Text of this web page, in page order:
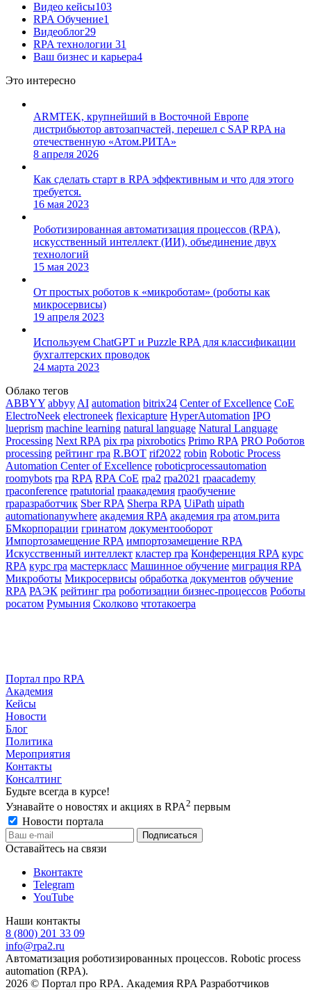
Видео кейсы103
RPA Обучение1
Видеоблог29
RPA технологии 31
Ваш бизнес и карьера4
Это интересно
ARMTEK, крупнейший в Восточной Европе
дистрибьютор автозапчастей, перешел с SAP RPA на
отечественную «Атом.РИТА»
8 апреля 2026
Как сделать старт в RPA эффективным и что для этого
требуется.
16 мая 2023
Роботизированная автоматизация процессов (RPA),
искусственный интеллект (ИИ), объединение двух
технологий
15 мая 2023
От простых роботов к «микроботам» (роботы как
микросервисы)
19 апреля 2023
Используем ChatGPT и Puzzle RPA для классификации
бухгалтерских проводок
24 марта 2023
Облако тегов
ABBYY abbyy AI automation bitrix24 Center of Excellence CoE
ElectroNeek electroneek flexicapture HyperAutomation IPO
lueprism machine learning natural language Natural Language
Processing Next RPA pix rpa pixrobotics Primo RPA PRO Роботов
processing pейтинг rpa R.BOT rif2022 robin Robotic Process
Automation Center of Excellence roboticprocessautomation
roomybots rpa RPA RPA CoE rpa2 rpa2021 rpaacademy
rpaconference rpatutorial rpaакадемия rpaобучение
rpaразработчик Sber RPA Sherpa RPA UiPath uipath
аutomationаnywhere академия RPA академия rpa атом.рита
БМкорпорации гринатом документооборот
Импортозамещение RPA импортозамещение RPA
Искусственный интеллект кластер rpa Конференция RPA курс
RPA курс rpa мастеркласс Машинное обучение миграция RPA
Микроботы Микросервисы обработка документов обучение
RPA РАЭК рейтинг rpa роботизации бизнес-процессов Роботы
росатом Румыния Сколково чтотакоеrpa
Портал про RPA
Академия
Кейсы
Новости
Блог
Политика
Мероприятия
Контакты
Консалтинг
Будьте всегда в курсе!
Узнавайте о новостях и акциях в RPA2 первым
Новости портала
Оставайтесь на связи
Вконтакте
Telegram
YouTube
Наши контакты
8 (800) 201 33 09
info@rpa2.ru
Автоматизация роботизированных процессов. Robotic process
automation (RPA).
2026 © Портал про RPA. Академия RPA Разработчиков